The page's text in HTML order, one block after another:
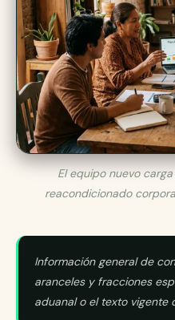
El equipo nuevo
reacondicionado
Información general de
aranceles y fracciones
aduanal o el texto vigente